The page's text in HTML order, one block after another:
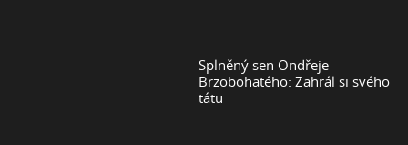
Splněný sen Ondřeje
Brzobohatého: Zahrál si svého
tátu